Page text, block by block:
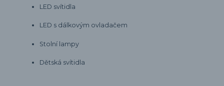
LED svítidla
LED s dálkovým ovladačem
Stolní lampy
Dětská svítidla